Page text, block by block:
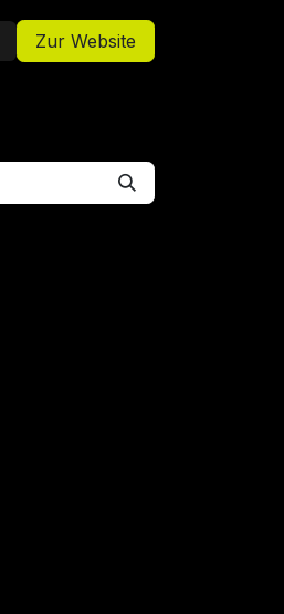
Zur Website